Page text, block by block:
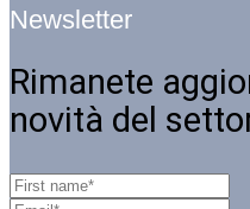
Newsletter
Rimanete
novità del